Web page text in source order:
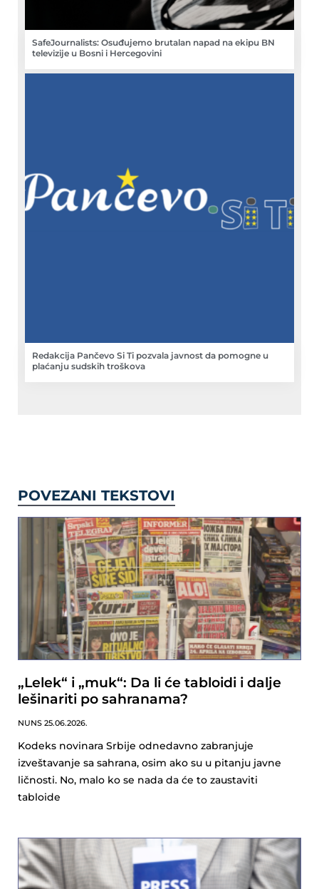
SafeJournalists: Osuđujemo brutalan napad na ekipu BN
televizije u Bosni i Hercegovini
Redakcija Pančevo Si Ti pozvala javnost da pomogne u
plaćanju sudskih troškova
POVEZANI TEKSTOVI
„Lelek“ i „muk“: Da li će tabloidi i dalje
lešinariti po sahranama?
NUNS 25.06.2026.
Kodeks novinara Srbije odnedavno zabranjuje
izveštavanje sa sahrana, osim ako su u pitanju javne
ličnosti. No, malo ko se nada da će to zaustaviti
tabloide